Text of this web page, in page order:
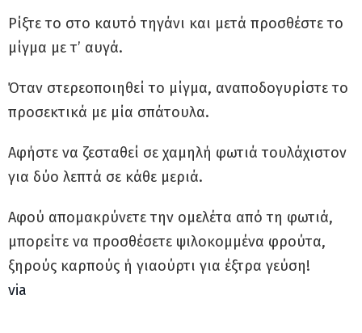
Ρίξτε το στο καυτό τηγάνι και μετά προσθέστε το
μίγμα με τ’ αυγά.
Όταν στερεοποιηθεί το μίγμα, αναποδογυρίστε το
προσεκτικά με μία σπάτουλα.
Αφήστε να ζεσταθεί σε χαμηλή φωτιά τουλάχιστον
για δύο λεπτά σε κάθε μεριά.
Αφού απομακρύνετε την ομελέτα από τη φωτιά,
μπορείτε να προσθέσετε ψιλοκομμένα φρούτα,
ξηρούς καρπούς ή γιαούρτι για έξτρα γεύση!
via